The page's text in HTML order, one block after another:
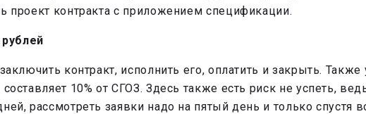
проект контракта с приложением спецификации.
контракт, исполнить его, оплатить и закрыть. Также
10% от СГОЗ. Здесь также есть риск не успеть,
рассмотреть заявки надо на пятый день и только спустя